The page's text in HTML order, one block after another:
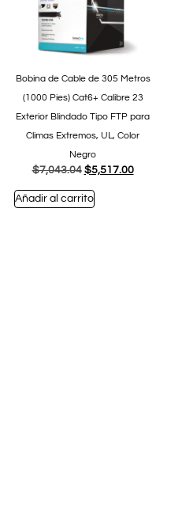
Bobina de Cable de 305 Metros
(1000 Pies) Cat6+ Calibre 23
Exterior Blindado Tipo FTP para
Climas Extremos, UL, Color
Negro
$7,043.04 $5,517.00
Añadir al carrito